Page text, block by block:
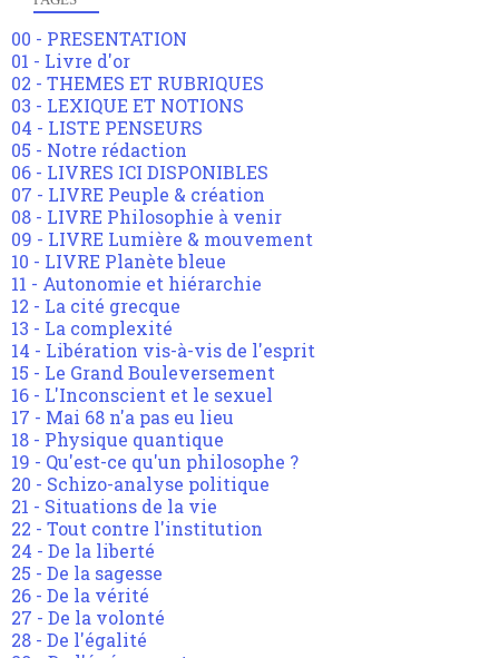
00 - PRESENTATION
01 - Livre d'or
02 - THEMES ET RUBRIQUES
03 - LEXIQUE ET NOTIONS
04 - LISTE PENSEURS
05 - Notre rédaction
06 - LIVRES ICI DISPONIBLES
07 - LIVRE Peuple & création
08 - LIVRE Philosophie à venir
09 - LIVRE Lumière & mouvement
10 - LIVRE Planète bleue
11 - Autonomie et hiérarchie
12 - La cité grecque
13 - La complexité
14 - Libération vis-à-vis de l'esprit
15 - Le Grand Bouleversement
16 - L'Inconscient et le sexuel
17 - Mai 68 n'a pas eu lieu
18 - Physique quantique
19 - Qu'est-ce qu'un philosophe ?
20 - Schizo-analyse politique
21 - Situations de la vie
22 - Tout contre l'institution
24 - De la liberté
25 - De la sagesse
26 - De la vérité
27 - De la volonté
28 - De l'égalité